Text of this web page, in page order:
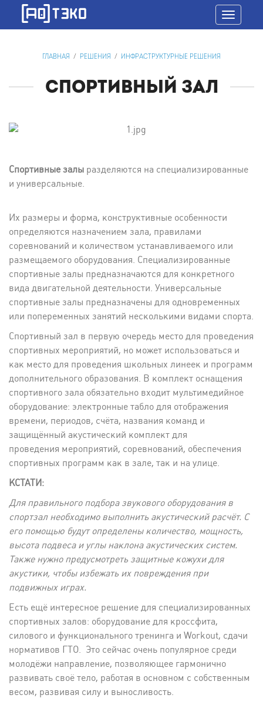
Toggle
ГЛАВНАЯ / РЕШЕНИЯ / ИНФРАСТРУКТУРНЫЕ РЕШЕНИЯ
СПОРТИВНЫЙ ЗАЛ
Спортивные залы разделяются на специализированные
и универсальные.
Их размеры и форма, конструктивные особенности
определяются назначением зала, правилами
соревнований и количеством устанавливаемого или
размещаемого оборудования. Специализированные
спортивные залы предназначаются для конкретного
вида двигательной деятельности. Универсальные
спортивные залы предназначены для одновременных
или попеременных занятий несколькими видами спорта.
Спортивный зал в первую очередь место для проведения
спортивных мероприятий, но может использоваться и
как место для проведения школьных линеек и программ
дополнительного образования. В комплект оснащения
спортивного зала обязательно входит мультимедийное
оборудование: электронные табло для отображения
времени, периодов, счёта, названия команд и
защищённый акустический комплект для
проведения мероприятий, соревнований, обеспечения
спортивных программ как в зале, так и на улице.
КСТАТИ:
Для правильного подбора звукового оборудования в
спортзал необходимо выполнить акустический расчёт. С
его помощью будут определены количество, мощность,
высота подвеса и углы наклона акустических систем.
Также нужно предусмотреть защитные кожухи для
акустики, чтобы избежать их повреждения при
подвижных играх.
Есть ещё интересное решение для специализированных
спортивных залов: оборудование для кроссфита,
силового и функционального тренинга и Workout, сдачи
нормативов ГТО. Это сейчас очень популярное среди
молодёжи направление, позволяющее гармонично
развивать своё тело, работая в основном с собственным
весом, развивая силу и выносливость.